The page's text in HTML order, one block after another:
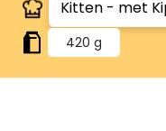
420 g